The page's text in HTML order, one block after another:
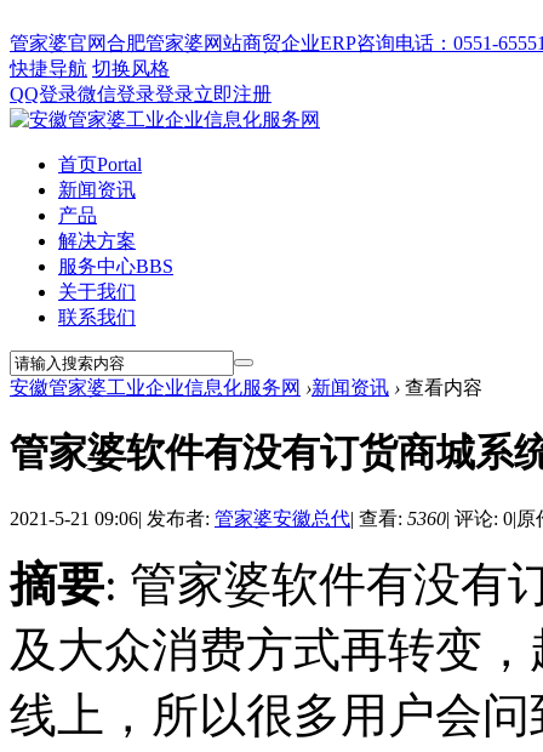
管家婆官网合肥管家婆网站商贸企业ERP咨询电话：0551-
快捷导航 切换风格
QQ登录微信登录登录立即注册
首页Portal
新闻资讯
产品
解决方案
服务中心BBS
关于我们
联系我们
安徽管家婆工业企业信息化服务网 ›新闻资讯 › 查看内容
管家婆软件有没有订货商城系
2021-5-21 09:06| 发布者: 管家婆安徽总代| 查看: 5360| 评论: 0|原
摘要: 管家婆软件有没有
及大众消费方式再转变
线上，所以很多用户会